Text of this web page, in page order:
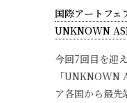
国際アートフ
UNKNOWN
今回7回目を迎
「UNKNOWN
ア各国から最